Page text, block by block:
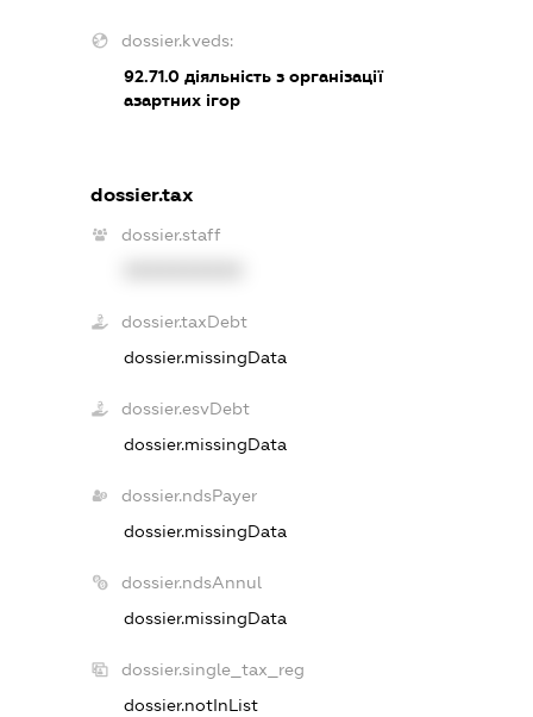
dossier.kveds:
92.71.0діяльність з організації
азартних ігор
dossier.tax
dossier.staff
dossier.taxDebt
dossier.missingData
dossier.esvDebt
dossier.missingData
dossier.ndsPayer
dossier.missingData
dossier.ndsAnnul
dossier.missingData
dossier.single_tax_reg
dossier.notInList